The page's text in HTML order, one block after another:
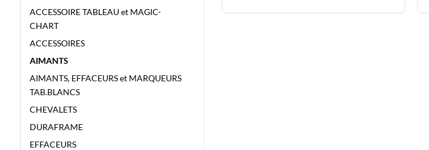
ACCESSOIRE TABLEAU et MAGIC-
CHART
ACCESSOIRES
AIMANTS
AIMANTS, EFFACEURS et MARQUEURS
TAB.BLANCS
CHEVALETS
DURAFRAME
EFFACEURS